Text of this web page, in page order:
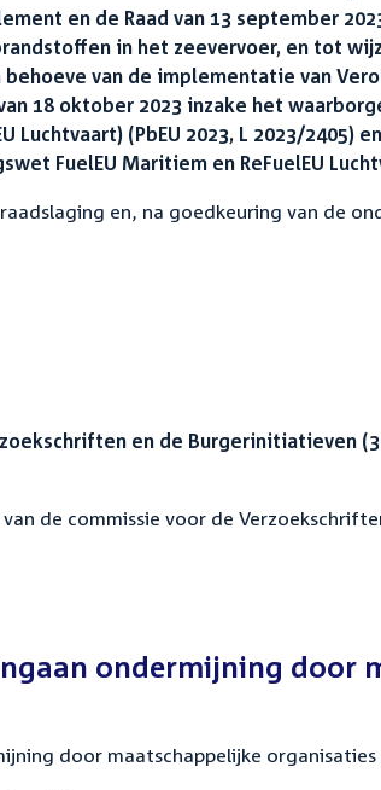
en de Raad van 13 september
in het zeevervoer, en tot
behoeve van de implementatie van
18 oktober 2023 inzake het
Luchtvaart) (PbEU 2023, L 2023/2405)
FuelEU Maritiem en ReFuelEU
en, na goedkeuring van de
en de Burgerinitiatieven
de commissie voor de
ondermijning door
door maatschappelijke organisaties